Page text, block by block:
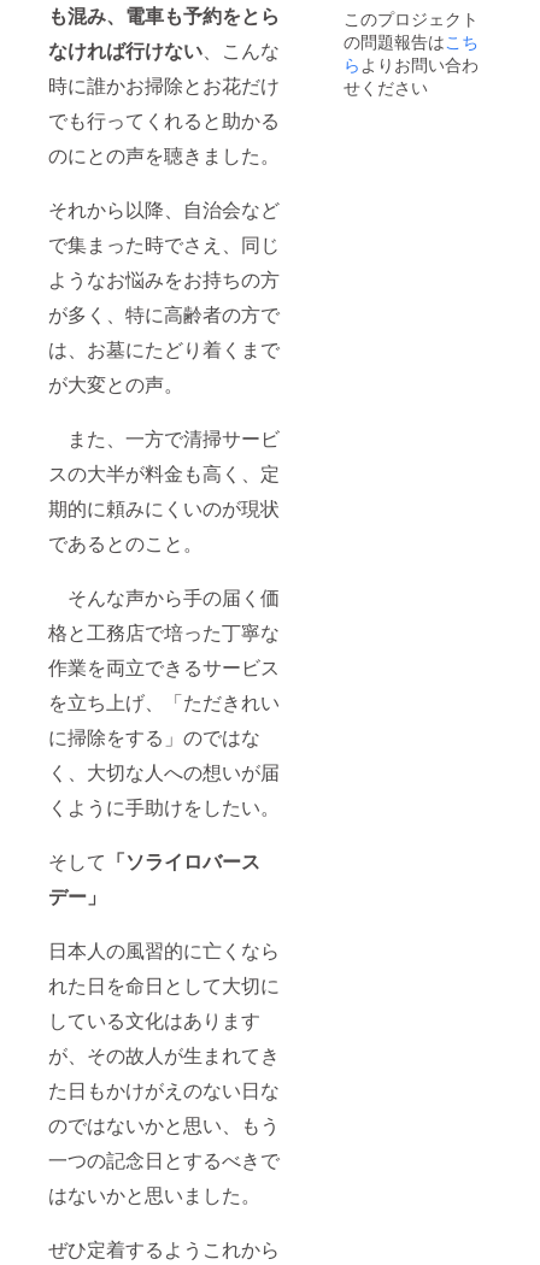
も混み、電車も予約をとら
なければ行けない、こんな
時に誰かお掃除とお花だけ
でも行ってくれると助かる
のにとの声を聴きました。
それから以降、自治会など
で集まった時でさえ、同じ
ようなお悩みをお持ちの方
が多く、特に高齢者の方で
は、お墓にたどり着くまで
が大変との声。
また、一方で清掃サービ
スの大半が料金も高く、定
期的に頼みにくいのが現状
であるとのこと。
そんな声から手の届く価
格と工務店で培った丁寧な
作業を両立できるサービス
を立ち上げ、「ただきれい
に掃除をする」のではな
く、大切な人への想いが届
くように手助けをしたい。
そして 「ソライロバース
デー」
日本人の風習的に亡くなら
れた日を命日として大切に
している文化はあります
が、その故人が生まれてき
た日もかけがえのない日な
のではないかと思い、もう
一つの記念日とするべきで
はないかと思いました。
ぜひ定着するようこれから
※サイズ
は、プ
ルダウ
ンによ
り選択
このプロジェクト
の問題報告はこち
らよりお問い合わ
せください